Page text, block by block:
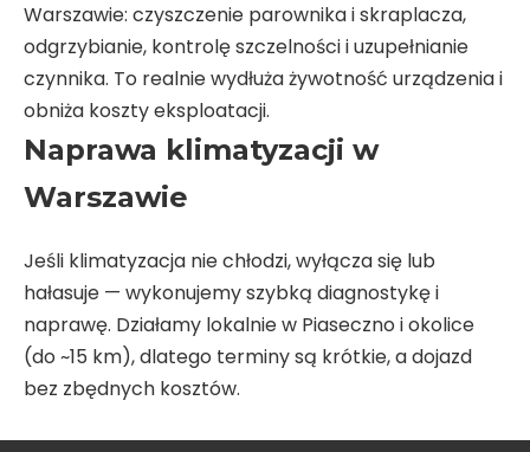
Warszawie: czyszczenie parownika i skraplacza,
odgrzybianie, kontrolę szczelności i uzupełnianie
czynnika. To realnie wydłuża żywotność urządzenia i
obniża koszty eksploatacji.
Naprawa klimatyzacji w
Warszawie
Jeśli klimatyzacja nie chłodzi, wyłącza się lub
hałasuje — wykonujemy szybką diagnostykę i
naprawę. Działamy lokalnie w Piaseczno i okolice
(do ~15 km), dlatego terminy są krótkie, a dojazd
bez zbędnych kosztów.